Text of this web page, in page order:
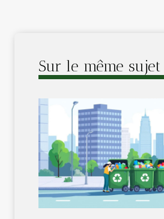
Sur le même sujet